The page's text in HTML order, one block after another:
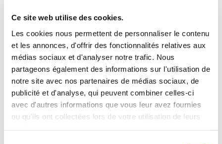
Ce site web utilise des cookies.
Les cookies nous permettent de personnaliser le contenu
et les annonces, d'offrir des fonctionnalités relatives aux
médias sociaux et d'analyser notre trafic. Nous
partageons également des informations sur l'utilisation de
notre site avec nos partenaires de médias sociaux, de
publicité et d'analyse, qui peuvent combiner celles-ci
avec d'autres informations que vous leur avez fournies
ou qu'ils ont collectées lors de votre utilisation de leurs
INCLUS À LA LOCATION
Killométrage illimité
Assurance tous risques (hors franchise)
Carburant : plein à rendre plein
CONDITIONS DE LOCATION